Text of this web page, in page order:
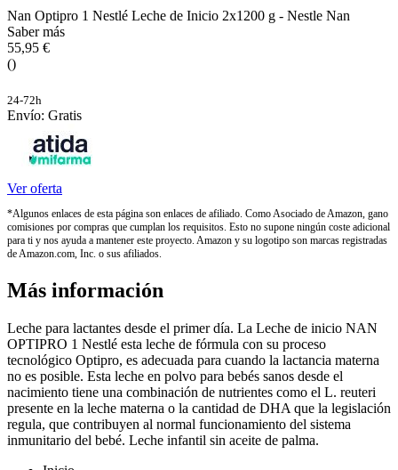
Nan Optipro 1 Nestlé Leche de Inicio 2x1200 g - Nestle Nan
Saber más
55,95 €
()
24-72h
Envío: Gratis
Ver oferta
*Algunos enlaces de esta página son enlaces de afiliado. Como Asociado de Amazon, gano
comisiones por compras que cumplan los requisitos. Esto no supone ningún coste adicional
para ti y nos ayuda a mantener este proyecto. Amazon y su logotipo son marcas registradas
de Amazon.com, Inc. o sus afiliados.
Más información
Leche para lactantes desde el primer día. La Leche de inicio NAN
OPTIPRO 1 Nestlé esta leche de fórmula con su proceso
tecnológico Optipro, es adecuada para cuando la lactancia materna
no es posible. Esta leche en polvo para bebés sanos desde el
nacimiento tiene una combinación de nutrientes como el L. reuteri
presente en la leche materna o la cantidad de DHA que la legislación
regula, que contribuyen al normal funcionamiento del sistema
inmunitario del bebé. Leche infantil sin aceite de palma.